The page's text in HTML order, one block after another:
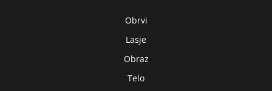
Obrvi
Lasje
Obraz
Telo